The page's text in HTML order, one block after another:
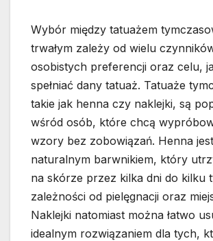
Wybór między tatuażem
trwałym zależy od wielu
osobistych preferencji oraz celu,
spełniać dany tatuaż. Tatuaże
takie jak henna czy naklejki, są
wśród osób, które chcą
wzory bez zobowiązań. Henna jest
naturalnym barwnikiem, który
na skórze przez kilka dni do kilku
zależności od pielęgnacji oraz
Naklejki natomiast można łatwo
idealnym rozwiązaniem dla tych,